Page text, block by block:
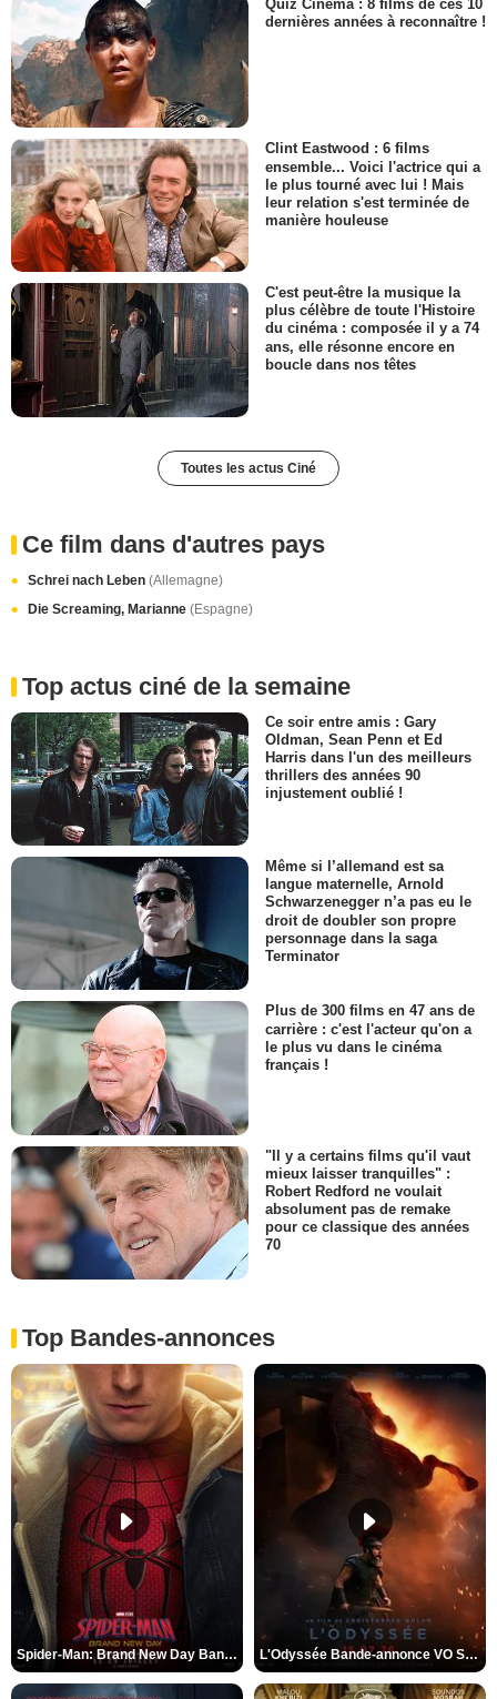
Quiz Cinéma : 8 films de ces 10
dernières années à reconnaître !
Clint Eastwood : 6 films
ensemble... Voici l'actrice qui a
le plus tourné avec lui ! Mais
leur relation s'est terminée de
manière houleuse
C'est peut-être la musique la
plus célèbre de toute l'Histoire
du cinéma : composée il y a 74
ans, elle résonne encore en
boucle dans nos têtes
Toutes les actus Ciné
Ce film dans d'autres pays
Schrei nach Leben (Allemagne)
Die Screaming, Marianne (Espagne)
Top actus ciné de la semaine
Ce soir entre amis : Gary
Oldman, Sean Penn et Ed
Harris dans l'un des meilleurs
thrillers des années 90
injustement oublié !
Même si l’allemand est sa
langue maternelle, Arnold
Schwarzenegger n’a pas eu le
droit de doubler son propre
personnage dans la saga
Terminator
Plus de 300 films en 47 ans de
carrière : c'est l'acteur qu'on a
le plus vu dans le cinéma
français !
"Il y a certains films qu'il vaut
mieux laisser tranquilles" :
Robert Redford ne voulait
absolument pas de remake
pour ce classique des années
70
Top Bandes-annonces
Spider-Man: Brand New Day Bande-annonce VO STFR L'Odyssée Bande-annonce VO STFR